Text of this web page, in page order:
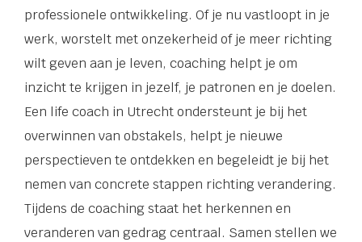
professionele ontwikkeling. Of je nu vastloopt in je
werk, worstelt met onzekerheid of je meer richting
wilt geven aan je leven, coaching helpt je om
inzicht te krijgen in jezelf, je patronen en je doelen.
Een life coach in Utrecht ondersteunt je bij het
overwinnen van obstakels, helpt je nieuwe
perspectieven te ontdekken en begeleidt je bij het
nemen van concrete stappen richting verandering.
Tijdens de coaching staat het herkennen en
veranderen van gedrag centraal. Samen stellen we